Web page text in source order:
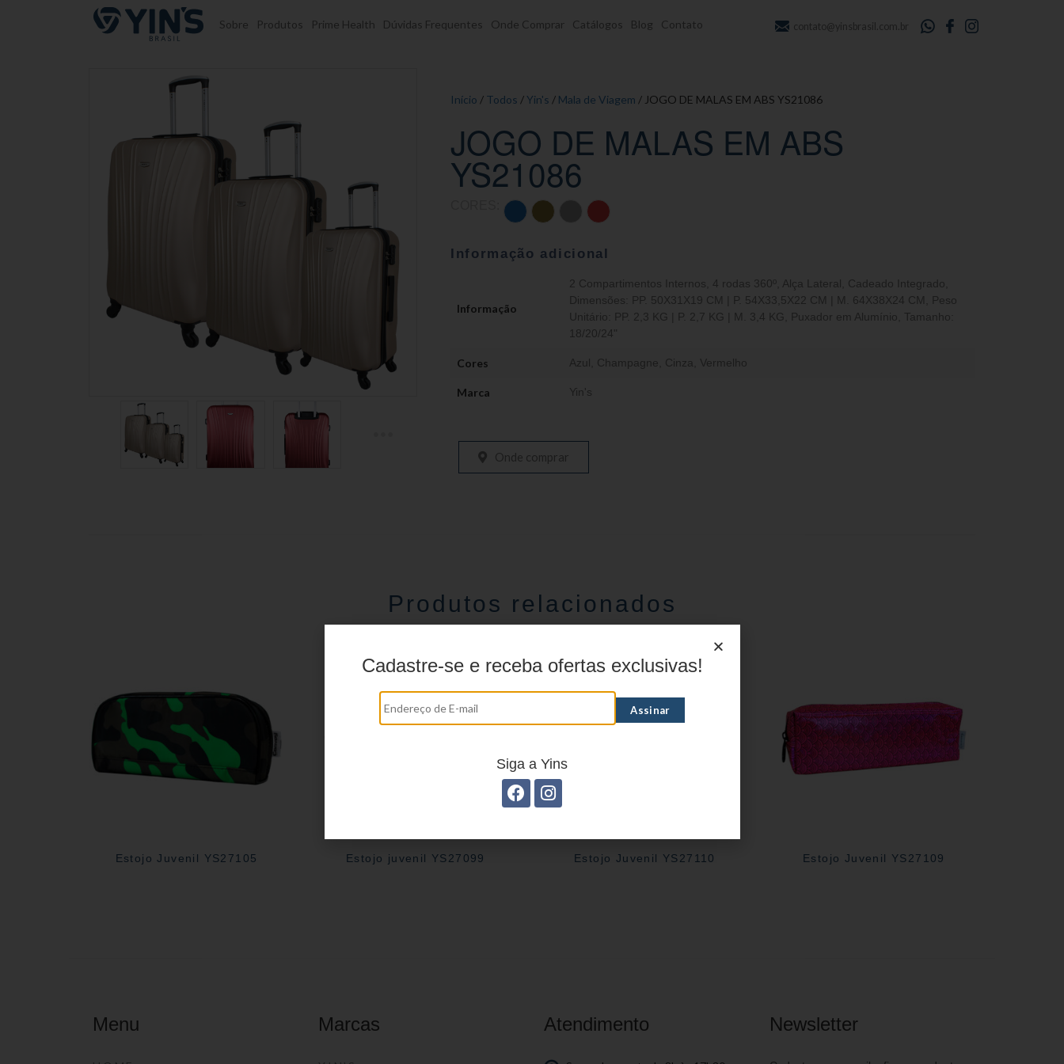
Pular para o conteúdo Sobre Produtos Prime Health Dúvidas Frequentes Onde Comprar Catálogos Blog Contato contato@yinsbrasil.com.br
Início / Todos /Yin's / Mala de Viagem / JOGO DE MALAS EM ABS YS21086
JOGO DE MALAS EM ABS
YS21086
Informação adicional
Informação
2 Compartimentos Internos 4 rodas 360º Alça Lateral Cadeado Integrado
Dimensões: PP. 50X31X19 CM | P. 54X33,5X22 CM | M. 64X38X24 CM
Peso
Unitário: PP. 2,3 KG | P. 2,7 KG | M. 3,4 KG
Puxador em Alumínio
Tamanho:
18/20/24"
Cores Azul Champagne Cinza Vermelho
Marca Yin's
Onde comprar
Produtos relacionados
Estojo Juvenil YS27105 Estojo juvenil YS27099 Estojo Juvenil YS27110 Estojo Juvenil YS27109
Menu Marcas Atendimento Newsletter
Cadastre-se e receba ofertas exclusivas!
Siga a Yins